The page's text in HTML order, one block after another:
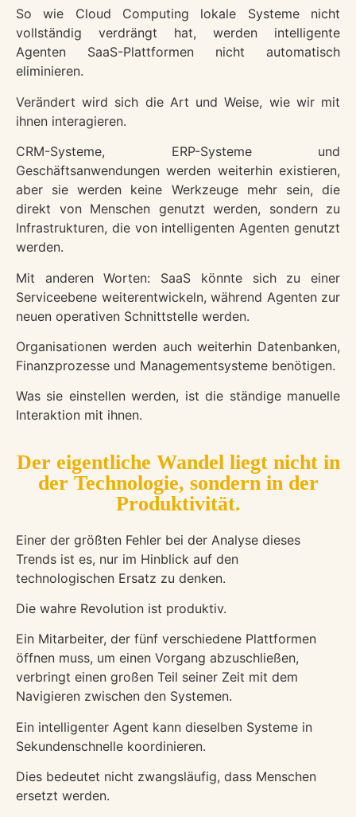
So wie Cloud Computing lokale Systeme nicht
vollständig verdrängt hat, werden intelligente
Agenten SaaS-Plattformen nicht automatisch
eliminieren.
Verändert wird sich die Art und Weise, wie wir mit
ihnen interagieren.
CRM-Systeme, ERP-Systeme und
Geschäftsanwendungen werden weiterhin existieren,
aber sie werden keine Werkzeuge mehr sein, die
direkt von Menschen genutzt werden, sondern zu
Infrastrukturen, die von intelligenten Agenten genutzt
werden.
Mit anderen Worten: SaaS könnte sich zu einer
Serviceebene weiterentwickeln, während Agenten zur
neuen operativen Schnittstelle werden.
Organisationen werden auch weiterhin Datenbanken,
Finanzprozesse und Managementsysteme benötigen.
Was sie einstellen werden, ist die ständige manuelle
Interaktion mit ihnen.
Der eigentliche Wandel liegt nicht in
der Technologie, sondern in der
Produktivität.
Einer der größten Fehler bei der Analyse dieses
Trends ist es, nur im Hinblick auf den
technologischen Ersatz zu denken.
Die wahre Revolution ist produktiv.
Ein Mitarbeiter, der fünf verschiedene Plattformen
öffnen muss, um einen Vorgang abzuschließen,
verbringt einen großen Teil seiner Zeit mit dem
Navigieren zwischen den Systemen.
Ein intelligenter Agent kann dieselben Systeme in
Sekundenschnelle koordinieren.
Dies bedeutet nicht zwangsläufig, dass Menschen
ersetzt werden.